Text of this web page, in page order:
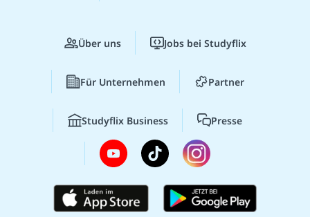
Über uns Jobs bei Studyflix
Für Unternehmen Partner
Studyflix Business Presse